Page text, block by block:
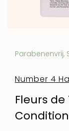
Parabenenvrij,
Number 4
Fleurs
Condition